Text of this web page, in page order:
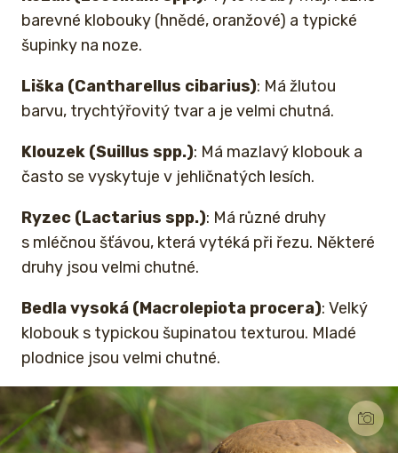
barevné klobouky (hnědé, oranžové) a typické
šupinky na noze.
Liška (Cantharellus cibarius): Má žlutou
barvu, trychtýřovitý tvar a je velmi chutná.
Klouzek (Suillus spp.): Má mazlavý klobouk a
často se vyskytuje v jehličnatých lesích.
Ryzec (Lactarius spp.): Má různé druhy
s mléčnou šťávou, která vytéká při řezu. Některé
druhy jsou velmi chutné.
Bedla vysoká (Macrolepiota procera): Velký
klobouk s typickou šupinatou texturou. Mladé
plodnice jsou velmi chutné.